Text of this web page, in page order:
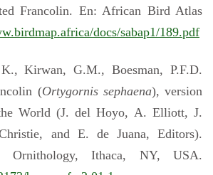
Francolin. En: African Bird Atlas
docs/sabap1/189.pdf
Kirwan, G.M., Boesman, P.F.D.
(Ortygornis sephaena), version
World (J. del Hoyo, A. Elliott, J.
and E. de Juana, Editors).
Ithaca, NY, USA.